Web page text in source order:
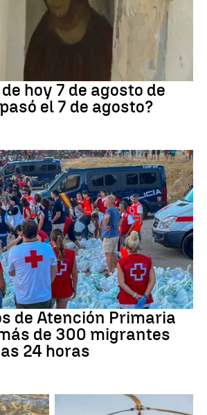
hoy 7 de agosto de
el 7 de agosto?
de Atención Primaria
de 300 migrantes
24 horas